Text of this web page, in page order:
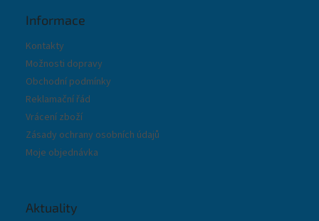
Informace
Kontakty
Možnosti dopravy
Obchodní podmínky
Reklamační řád
Vrácení zboží
Zásady ochrany osobních údajů
Moje objednávka
Aktuality